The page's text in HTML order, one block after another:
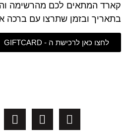
קארד המתאים לכם מהרשימה
בתאריך ובזמן שתרצו עם ברכה
לחצו כאן לרכישת ה - GIFTCARD